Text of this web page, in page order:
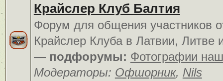
Крайслер Клуб Балтия
Форум для общения участников
Крайслер Клуба в Латвии, Литве
— подфорумы: Фотографии
Модераторы: Офшорник, Nils